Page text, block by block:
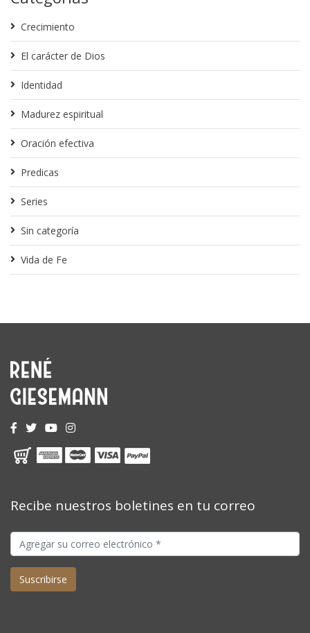
Crecimiento
El carácter de Dios
Identidad
Madurez espiritual
Oración efectiva
Predicas
Series
Sin categoría
Vida de Fe
Recibe nuestros boletines en tu correo